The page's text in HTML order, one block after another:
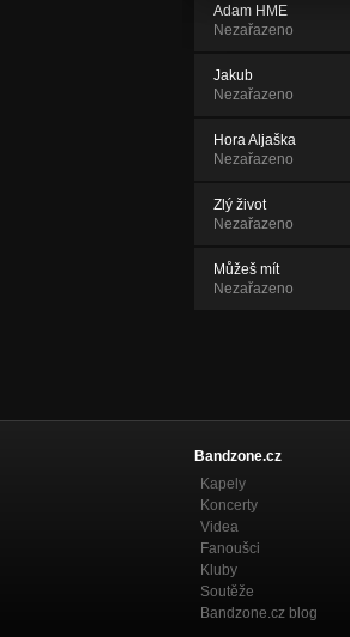
Adam HME
Nezařazeno
Jakub
Nezařazeno
Hora Aljaška
Nezařazeno
Zlý život
Nezařazeno
Můžeš mít
Nezařazeno
Bandzone.cz
Kapely
Koncerty
Videa
Fanoušci
Kluby
Soutěže
Bandzone.cz blog